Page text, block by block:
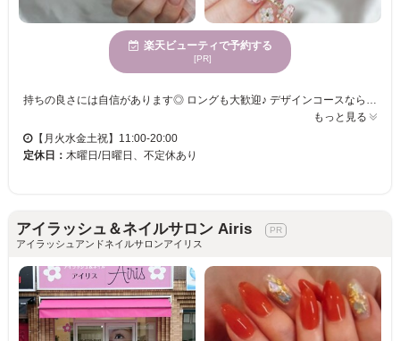
楽天ビューティで予約する
[PR]
持ちの良さには自信があります◎ ロングも大歓迎♪ デザインコースならマグネットなどの 特殊ジェルが無料で使い放題＼（＾o＾）／ どんな方でも持ちが良くしっかり最低1ヶ月は 問題なく付いて帰って来てくれていますので お悩みや修正して欲しいことは 何でもご相談ください パーツの種類も豊富でカラーはお客様に合った お気に入りのオリジナルカラーも作れます。 他には置いていない特殊材料も数多く入れていますので 是非、何でもご相談下さい 電子タバコでしたら喫煙OK！
もっと見る
【月火水金土祝】11:00-20:00
定休日： 木曜日/日曜日、不定休あり
アイラッシュ＆ネイルサロン Airis
アイラッシュアンドネイルサロンアイリス